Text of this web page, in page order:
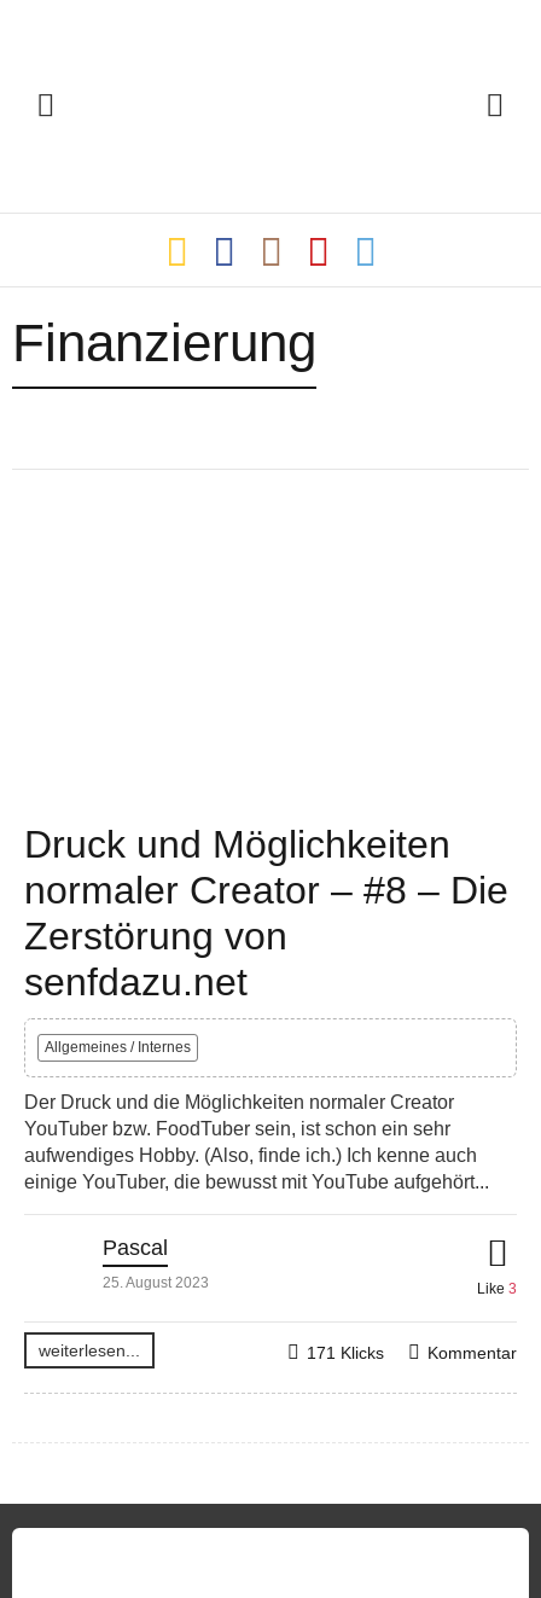
Finanzierung
Druck und Möglichkeiten
normaler Creator – #8 – Die
Zerstörung von
senfdazu.net
Allgemeines / Internes
Der Druck und die Möglichkeiten normaler Creator
YouTuber bzw. FoodTuber sein, ist schon ein sehr
aufwendiges Hobby. (Also, finde ich.) Ich kenne auch
einige YouTuber, die bewusst mit YouTube aufgehört...
Pascal
25. August 2023 Like 3
weiterlesen... Kommentar
171 Klicks